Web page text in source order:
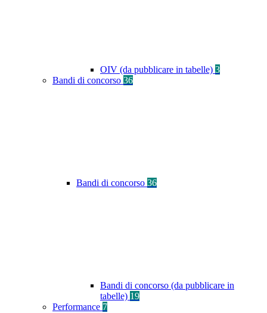
OIV (da pubblicare in tabelle) 3
Bandi di concorso 36
Bandi di concorso 36
Bandi di concorso (da pubblicare in
tabelle) 19
Performance 7